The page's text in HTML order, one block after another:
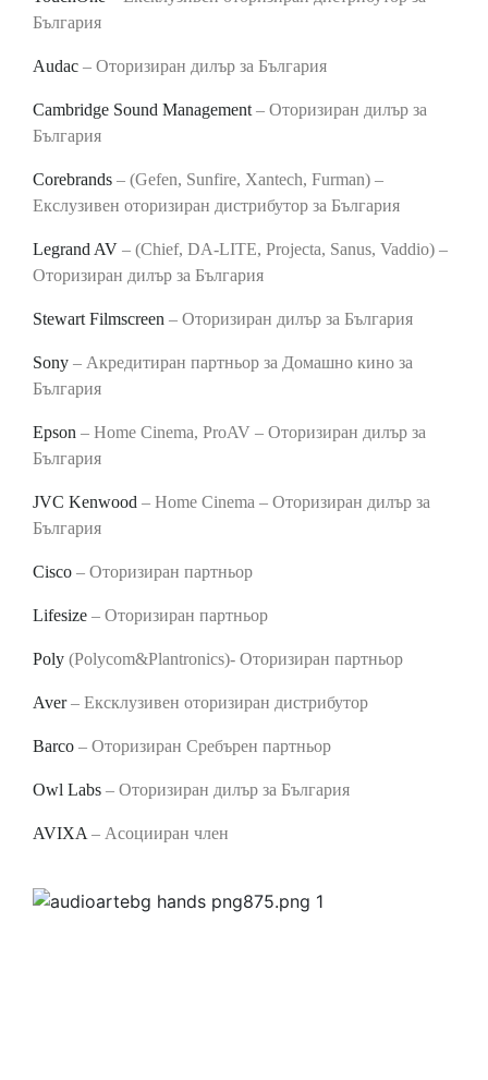
България
Audac – Оторизиран дилър за България
Cambridge Sound Management – Оторизиран дилър за
България
Corebrands – (Gefen, Sunfire, Xantech, Furman) –
Екслузивен оторизиран дистрибутор за България
Legrand AV – (Chief, DA-LITE, Projecta, Sanus, Vaddio) –
Оторизиран дилър за България
Stewart Filmscreen – Оторизиран дилър за България
Sony – Акредитиран партньор за Домашно кино за
България
Epson – Home Cinema, ProAV – Оторизиран дилър за
България
JVC Kenwood – Home Cinema – Оторизиран дилър за
България
Cisco – Оторизиран партньор
Lifesize – Оторизиран партньор
Poly (Polycom&Plantronics)- Оторизиран партньор
Aver– Ексклузивен оторизиран дистрибутор
Barco – Оторизиран Сребърен партньор
Owl Labs – Оторизиран дилър за България
AVIXA – Асоцииран член